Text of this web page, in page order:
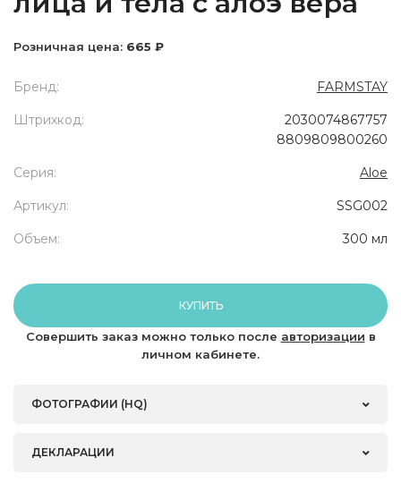
Розничная цена: 665 ₽
Бренд: FARMSTAY
Штрихкод:
2030074867757
8809809800260
Серия: Aloe
Артикул: SSG002
Объем: 300 мл
КУПИТЬ
Совершить заказ можно только после авторизации в
личном кабинете.
ФОТОГРАФИИ (HQ)
ДЕКЛАРАЦИИ